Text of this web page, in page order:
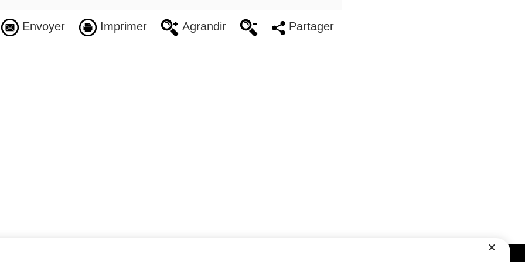
Envoyer Imprimer Agrandir Partager